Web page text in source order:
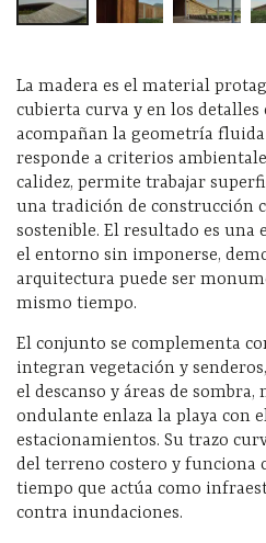
La madera es el material
cubierta curva y en los
acompañan la geometría
responde a criterios
calidez, permite trabajar
una tradición de construcción
sostenible. El resultado es una
el entorno sin imponerse,
arquitectura puede ser
mismo tiempo.
El conjunto se complementa
integran vegetación y
el descanso y áreas de
ondulante enlaza la playa con
estacionamientos. Su trazo
del terreno costero y funciona
tiempo que actúa como
contra inundaciones.